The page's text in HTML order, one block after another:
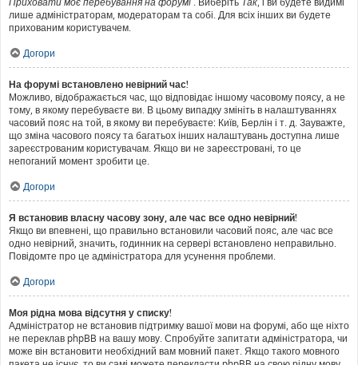
лише адміністраторам, модераторам та собі. Для всіх інших ви будете
прихованим користувачем.
Догори
На форумі встановлено невірний час!
Можливо, відображається час, що відповідає іншому часовому поясу, а не
тому, в якому перебуваєте ви. В цьому випадку змініть в налаштуваннях
часовий пояс на той, в якому ви перебуваєте: Київ, Берлін і т. д. Зауважте,
що зміна часового поясу та багатьох інших налаштувань доступна лише
зареєстрованим користувачам. Якщо ви не зареєстровані, то це
непоганий момент зробити це.
Догори
Я встановив власну часову зону, але час все одно невірний!
Якщо ви впевнені, що правильно встановили часовий пояс, але час все
одно невірний, значить, годинник на сервері встановлено неправильно.
Повідомте про це адміністратора для усунення проблеми.
Догори
Моя рідна мова відсутня у списку!
Адміністратор не встановив підтримку вашої мови на форумі, або ще ніхто
не переклав phpBB на вашу мову. Спробуйте запитати адміністратора, чи
може він встановити необхідний вам мовний пакет. Якщо такого мовного